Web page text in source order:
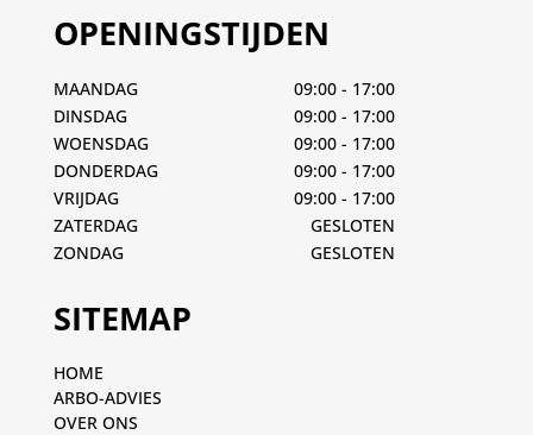
OPENINGSTIJDEN
MAANDAG
09:00 - 17:00
DINSDAG
09:00 - 17:00
WOENSDAG
09:00 - 17:00
DONDERDAG
09:00 - 17:00
VRIJDAG
09:00 - 17:00
ZATERDAG
GESLOTEN
ZONDAG
GESLOTEN
SITEMAP
HOME
ARBO-ADVIES
OVER ONS